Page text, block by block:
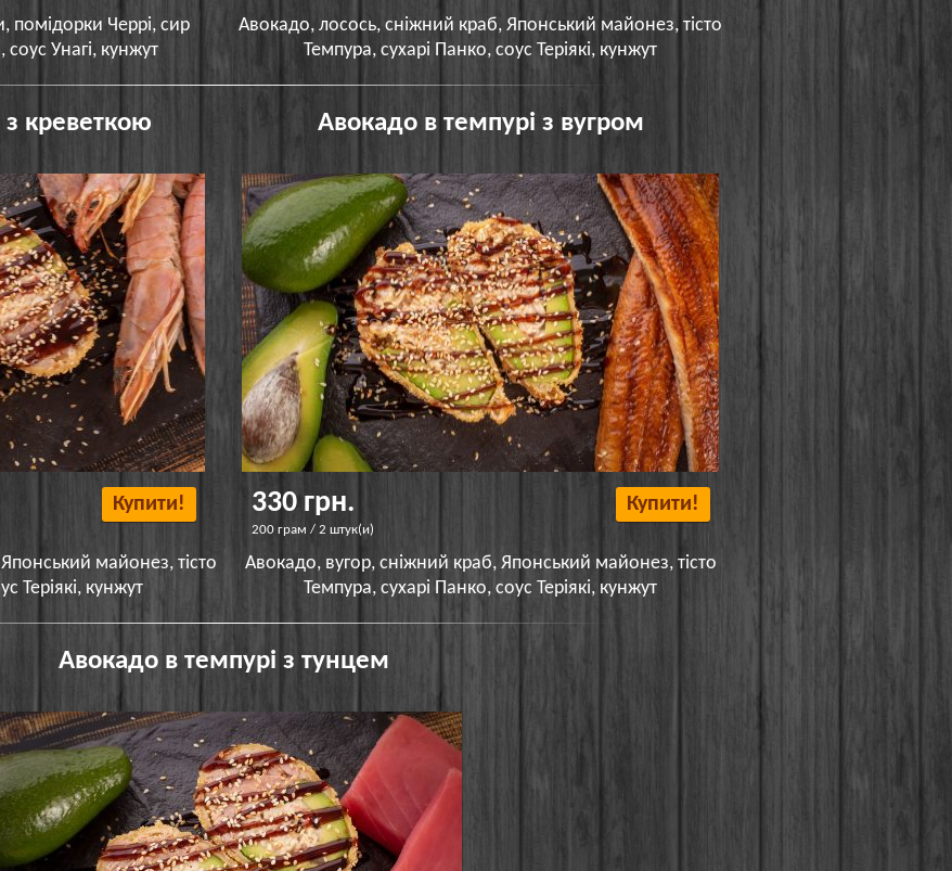
помідорки Черрі, сир
Унагі, кунжут
Авокадо, лосось, сніжний краб, Японський майонез, тісто
Темпура, сухарі Панко, соус Теріякі, кунжут
креветкою
Купити!
майонез, тісто
Теріякі, кунжут
Авокадо в темпурі з вугром
330 грн.
200 грам / 2 штук(и)
Купити!
Авокадо, вугор, сніжний краб, Японський майонез, тісто
Темпура, сухарі Панко, соус Теріякі, кунжут
Авокадо в темпурі з тунцем